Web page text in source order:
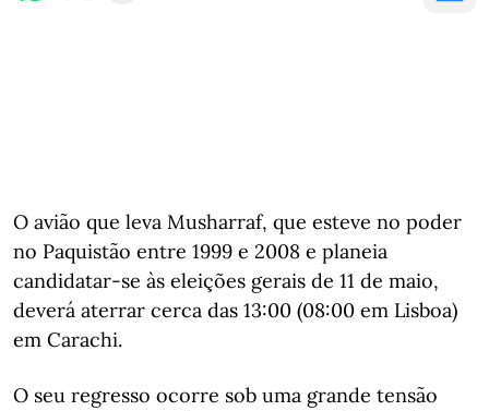
O avião que leva Musharraf, que esteve no poder
no Paquistão entre 1999 e 2008 e planeia
candidatar-se às eleições gerais de 11 de maio,
deverá aterrar cerca das 13:00 (08:00 em Lisboa)
em Carachi.
O seu regresso ocorre sob uma grande tensão